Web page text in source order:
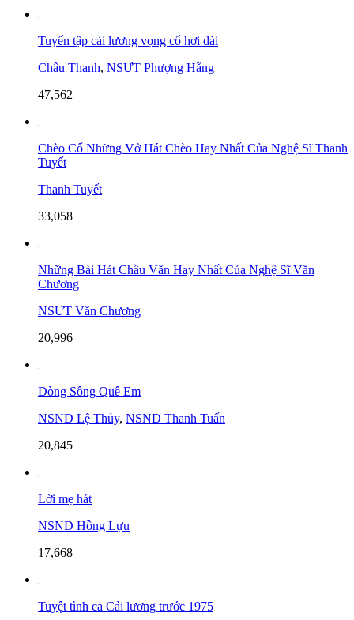
Tuyển tập cải lương vọng cổ hơi dài
Châu Thanh, NSƯT Phượng Hằng
47,562
Chèo Cổ Những Vở Hát Chèo Hay Nhất Của Nghệ Sĩ Thanh
Tuyết
Thanh Tuyết
33,058
Những Bài Hát Chầu Văn Hay Nhất Của Nghệ Sĩ Văn
Chương
NSƯT Văn Chương
20,996
Dòng Sông Quê Em
NSND Lệ Thủy, NSND Thanh Tuấn
20,845
Lời mẹ hát
NSND Hồng Lựu
17,668
Tuyệt tình ca Cải lương trước 1975